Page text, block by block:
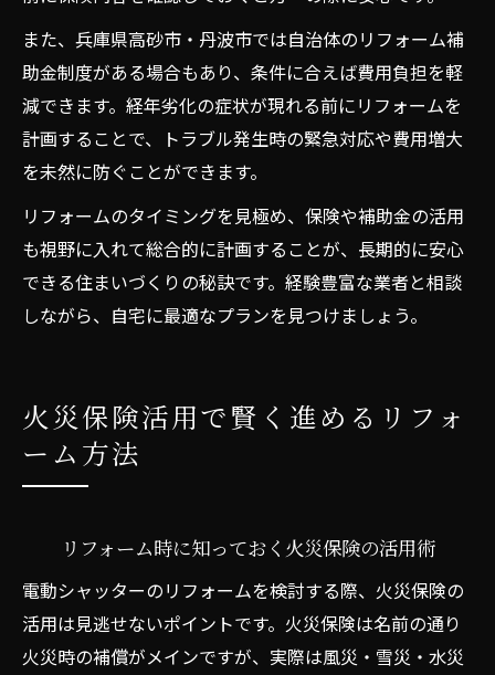
また、兵庫県高砂市・丹波市では自治体のリフォーム補
助金制度がある場合もあり、条件に合えば費用負担を軽
減できます。経年劣化の症状が現れる前にリフォームを
計画することで、トラブル発生時の緊急対応や費用増大
を未然に防ぐことができます。
リフォームのタイミングを見極め、保険や補助金の活用
も視野に入れて総合的に計画することが、長期的に安心
できる住まいづくりの秘訣です。経験豊富な業者と相談
しながら、自宅に最適なプランを見つけましょう。
火災保険活用で賢く進めるリフォ
ーム方法
リフォーム時に知っておく火災保険の活用術
電動シャッターのリフォームを検討する際、火災保険の
活用は見逃せないポイントです。火災保険は名前の通り
火災時の補償がメインですが、実際は風災・雪災・水災